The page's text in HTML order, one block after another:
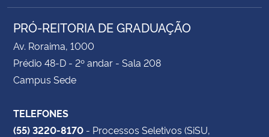
PRÓ-REITORIA DE GRADUAÇÃO
Av. Roraima, 1000
Prédio 48-D - 2º andar - Sala 208
Campus Sede
TELEFONES
(55) 3220-8170 - Processos Seletivos (SiSU,